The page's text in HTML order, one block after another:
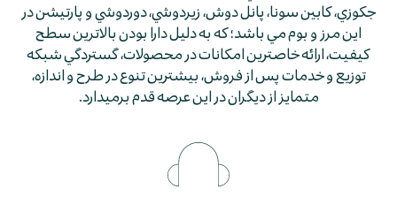
جكوزي، كابين سونا، پانل دوش، زيردوشي، دوردوشي و پارتيشن در
اين مرز و بوم مي باشد؛ كه به دليل دارا بودن بالاترين سطح
كيفيت، ارائه خاصترين امكانات در محصولات، گستردگي شبكه
توزيع و خدمات پس از فروش، بيشترين تنوع در طرح و اندازه،
متمايز از ديگران در اين عرصه قدم برمي­دارد.